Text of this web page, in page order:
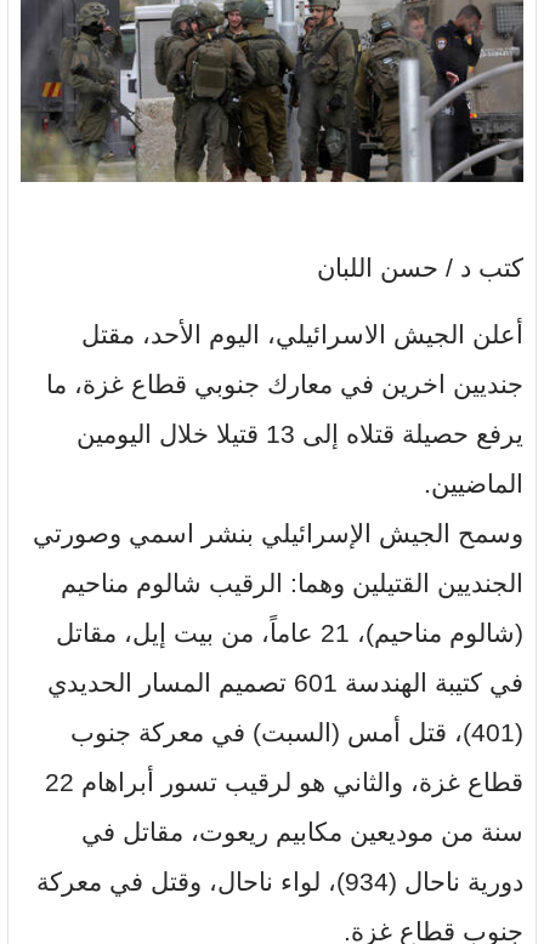
كتب د / حسن اللبان
أعلن الجيش الاسرائيلي، اليوم الأحد، مقتل
جنديين اخرين في معارك جنوبي قطاع غزة، ما
يرفع حصيلة قتلاه إلى 13 قتيلا خلال اليومين
الماضيين.
وسمح الجيش الإسرائيلي بنشر اسمي وصورتي
الجنديين القتيلين وهما: الرقيب شالوم مناحيم
(شالوم مناحيم)، 21 عاماً، من بيت إيل، مقاتل
في كتيبة الهندسة 601 تصميم المسار الحديدي
(401)، قتل أمس (السبت) في معركة جنوب
قطاع غزة، والثاني هو لرقيب تسور أبراهام 22
سنة من موديعين مكابيم ريعوت، مقاتل في
دورية ناحال (934)، لواء ناحال، وقتل في معركة
جنوب قطاع غزة.